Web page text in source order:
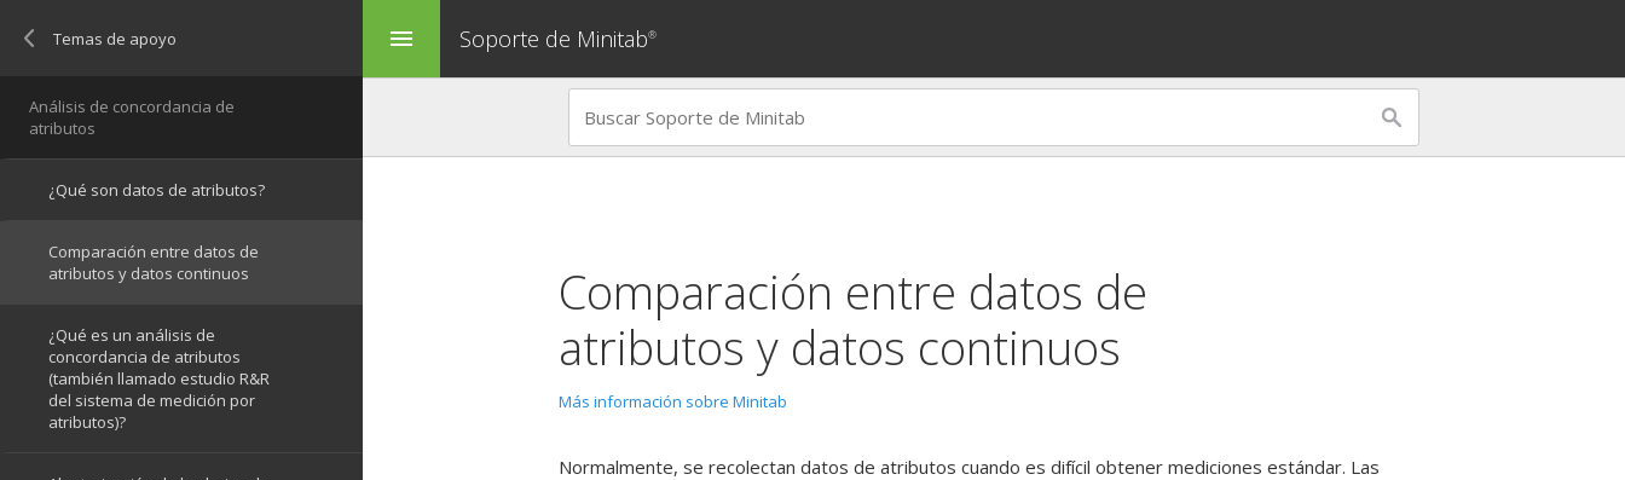
menu Soporte de Minitab®
Comparación entre datos de
atributos y datos continuos
Más información sobre Minitab
Normalmente, se recolectan datos de atributos cuando es difícil obtener mediciones estándar. Las